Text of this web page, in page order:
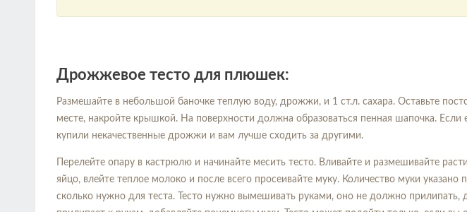
Дрожжевое тесто для плюшек:
Размешайте в небольшой баночке теплую воду, дрожжи, и 1 ст.л. сахара. Оставьте
месте, накройте крышкой. На поверхности должна образоваться пенная шапочка. Если
купили некачественные дрожжи и вам лучше сходить за другими.
Перелейте опару в кастрюлю и начинайте месить тесто. Вливайте и размешивайте
яйцо, влейте теплое молоко и после всего просеивайте муку. Количество муки указано
сколько нужно для теста. Тесто нужно вымешивать руками, оно не должно прилипать,